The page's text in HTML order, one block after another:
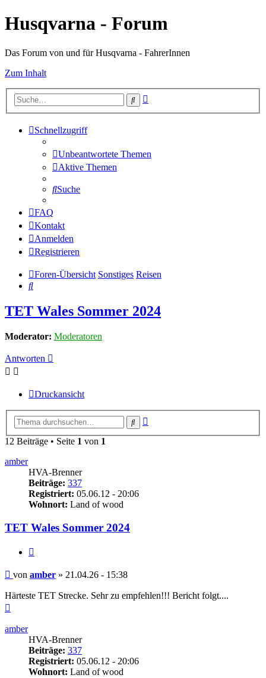
Husqvarna - Forum
Das Forum von und für Husqvarna - FahrerInnen
Zum Inhalt
Suche
Schnellzugriff
Unbeantwortete Themen
Aktive Themen
Suche
FAQ
Kontakt
Anmelden
Registrieren
Foren-Übersicht Sonstiges Reisen
Suche
TET Wales Sommer 2024
Moderator: Moderatoren
Antworten
Druckansicht
Suche
12 Beiträge • Seite 1 von 1
amber
HVA-Brenner
Beiträge: 337
Registriert: 05.06.12 - 20:06
Wohnort: Land of wood
TET Wales Sommer 2024
Beitrag
von amber » 21.04.26 - 15:38
Härteste TET Strecke. Sehr zu empfehlen!!! Bericht folgt....
amber
HVA-Brenner
Beiträge: 337
Registriert: 05.06.12 - 20:06
Wohnort: Land of wood